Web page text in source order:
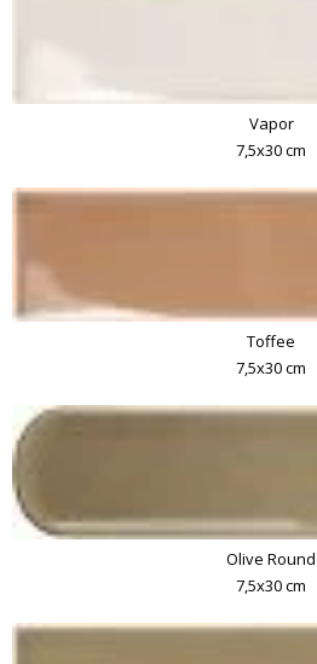
Vapor
7,5x30 cm
Toffee
7,5x30 cm
Olive Round
7,5x30 cm